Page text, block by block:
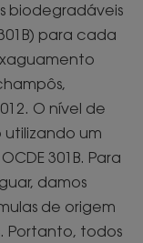
biodegradáveis
para cada
O nível de
um
301B. Para
damos
de origem
Portanto, todos